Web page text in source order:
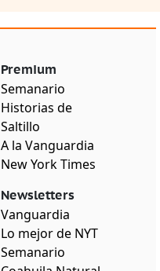
Premium
Semanario
Historias de
Saltillo
A la Vanguardia
New York Times
Newsletters
Vanguardia
Lo mejor de NYT
Semanario